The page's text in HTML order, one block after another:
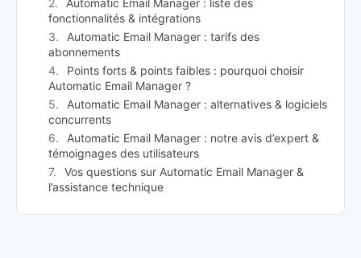
Automatic Email Manager : liste des
fonctionnalités & intégrations
Automatic Email Manager : tarifs des
abonnements
Points forts & points faibles : pourquoi choisir
Automatic Email Manager ?
Automatic Email Manager : alternatives & logiciels
concurrents
Automatic Email Manager : notre avis d’expert &
témoignages des utilisateurs
Vos questions sur Automatic Email Manager &
l’assistance technique